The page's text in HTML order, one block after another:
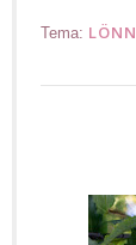
Tema: LÖNN